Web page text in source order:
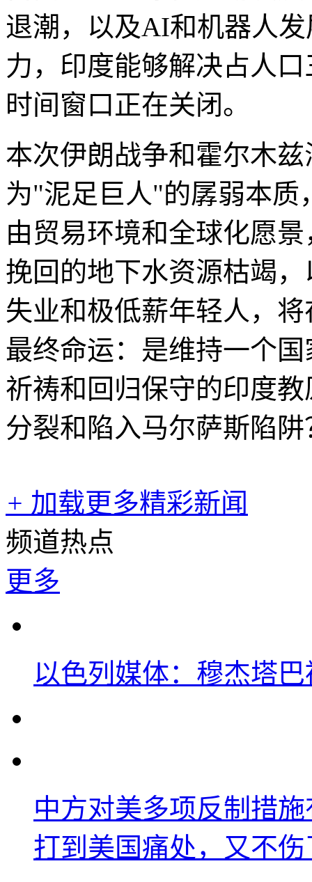
退潮，以及AI和机器人
力，印度能够解决占人
时间窗口正在关闭。
本次伊朗战争和霍尔木
为"泥足巨人"的孱弱本质
由贸易环境和全球化愿
挽回的地下水资源枯竭
失业和极低薪年轻人，
最终命运：是维持一个
祈祷和回归保守的印度
分裂和陷入马尔萨斯陷阱
+ 加载更多精彩新闻
频道热点
更多
以色列媒体：穆杰塔
中方对美多项反制措
打到美国痛处，又不